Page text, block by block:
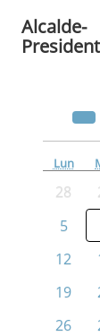
Alcalde-
Lun
28
5
12
19
26